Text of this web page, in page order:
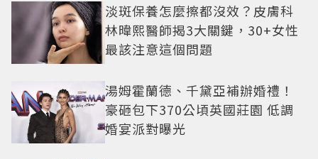
淡斑保養怎麼擦都沒效？皮膚科
林暐熙醫師揭3大關鍵，30+女性
最該注意這個問題
湯姆霍蘭德、千黛亞補辦婚禮！
豪砸包下370公頃英國莊園 低調
婚宴派對曝光